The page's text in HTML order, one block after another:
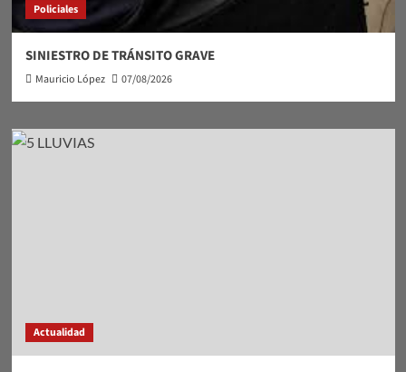
Policiales
SINIESTRO DE TRÁNSITO GRAVE
Mauricio López 07/08/2026
Actualidad